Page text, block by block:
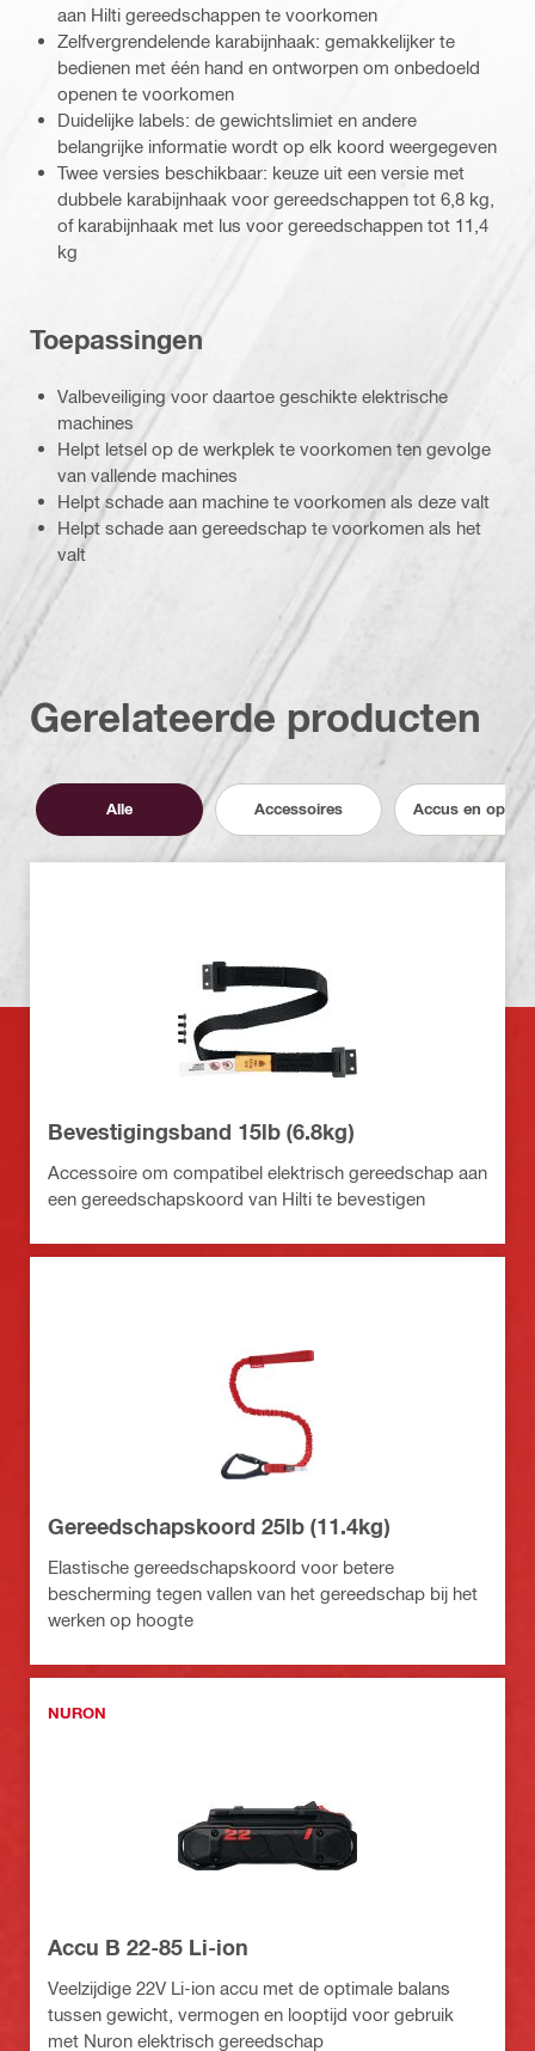
aan Hilti gereedschappen te voorkomen
Zelfvergrendelende karabijnhaak: gemakkelijker te
bedienen met één hand en ontworpen om onbedoeld
openen te voorkomen
Duidelijke labels: de gewichtslimiet en andere
belangrijke informatie wordt op elk koord weergegeven
Twee versies beschikbaar: keuze uit een versie met
dubbele karabijnhaak voor gereedschappen tot 6,8 kg,
of karabijnhaak met lus voor gereedschappen tot 11,4
kg
Toepassingen
Valbeveiliging voor daartoe geschikte elektrische
machines
Helpt letsel op de werkplek te voorkomen ten gevolge
van vallende machines
Helpt schade aan machine te voorkomen als deze valt
Helpt schade aan gereedschap te voorkomen als het
valt
Gerelateerde producten
Alle Accessoires Accus en
Bevestigingsband 15lb (6.8kg)
Accessoire om compatibel elektrisch gereedschap aan
een gereedschapskoord van Hilti te bevestigen
Gereedschapskoord 25lb (11.4kg)
Elastische gereedschapskoord voor betere
bescherming tegen vallen van het gereedschap bij het
werken op hoogte
NURON
Accu B 22-85 Li-ion
Veelzijdige 22V Li-ion accu met de optimale balans
tussen gewicht, vermogen en looptijd voor gebruik
met Nuron elektrisch gereedschap